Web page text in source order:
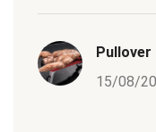
15/08/